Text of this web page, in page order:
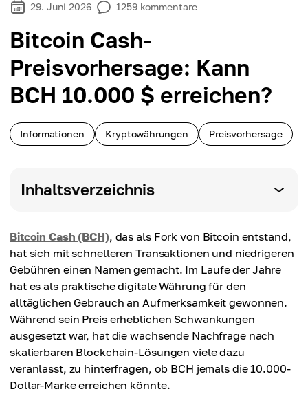
29. Juni 2026 1259 kommentare
Bitcoin Cash-
Preisvorhersage: Kann
BCH 10.000 $ erreichen?
Informationen Kryptowährungen Preisvorhersage
Inhaltsverzeichnis
Bitcoin Cash (BCH), das als Fork von Bitcoin entstand,
hat sich mit schnelleren Transaktionen und niedrigeren
Gebühren einen Namen gemacht. Im Laufe der Jahre
hat es als praktische digitale Währung für den
alltäglichen Gebrauch an Aufmerksamkeit gewonnen.
Während sein Preis erheblichen Schwankungen
ausgesetzt war, hat die wachsende Nachfrage nach
skalierbaren Blockchain-Lösungen viele dazu
veranlasst, zu hinterfragen, ob BCH jemals die 10.000-
Dollar-Marke erreichen könnte.